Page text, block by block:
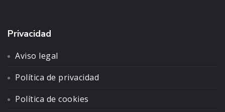
Privacidad
Aviso legal
Política de privacidad
Política de cookies